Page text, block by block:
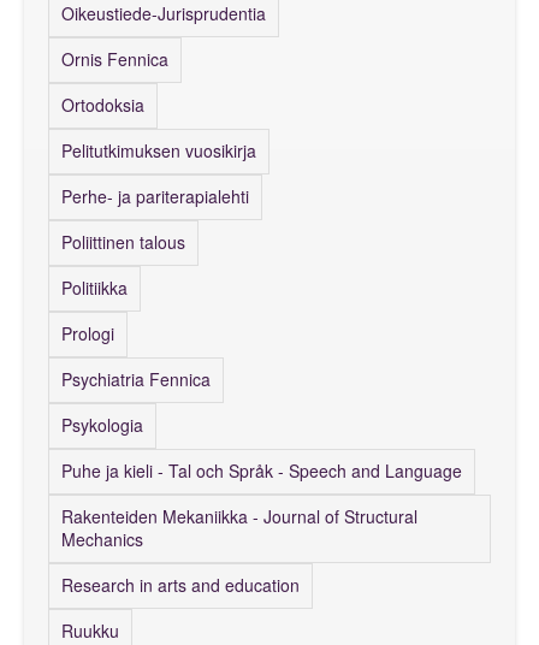
Oikeustiede-Jurisprudentia
Ornis Fennica
Ortodoksia
Pelitutkimuksen vuosikirja
Perhe- ja pariterapialehti
Poliittinen talous
Politiikka
Prologi
Psychiatria Fennica
Psykologia
Puhe ja kieli - Tal och Språk - Speech and Language
Rakenteiden Mekaniikka - Journal of Structural
Mechanics
Research in arts and education
Ruukku